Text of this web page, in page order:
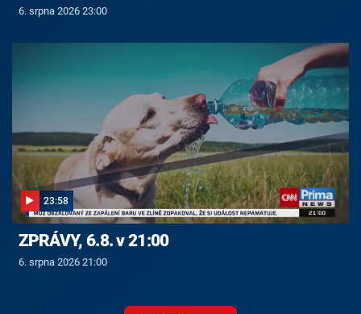
6. srpna 2026 23:00
23:58
ZPRÁVY, 6.8. v 21:00
6. srpna 2026 21:00